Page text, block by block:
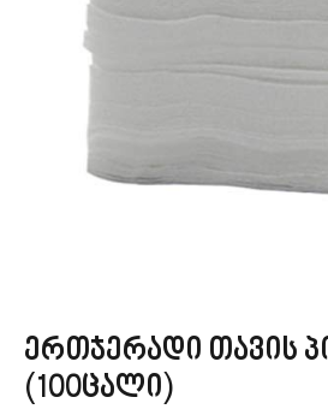
ერთჯერადი თავის
(100ცალი)